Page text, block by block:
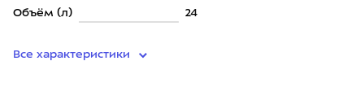
Объём (л) 24
Все характеристики